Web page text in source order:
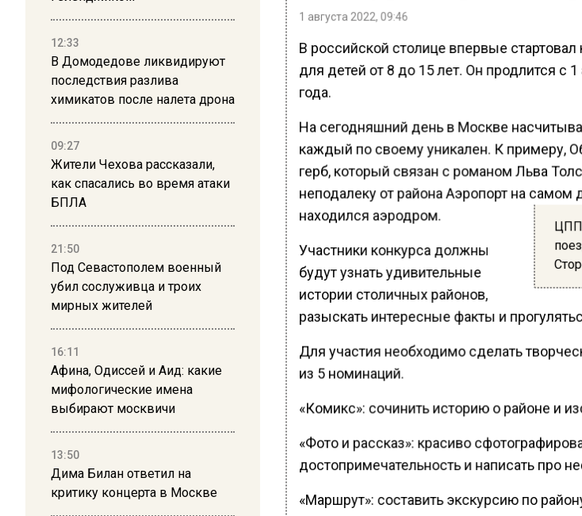
12:33
В Домодедове ликвидируют
последствия разлива
химикатов после налета дрона
09:27
Жители Чехова рассказали,
как спасались во время атаки
БПЛА
21:50
Под Севастополем военный
убил сослуживца и троих
мирных жителей
16:11
Афина, Одиссей и Аид: какие
мифологические имена
выбирают москвичи
13:50
Дима Билан ответил на
критику концерта в Москве
1 августа 2022, 09:46
В российской столице впервые
для детей от 8 до 15 лет. Он продлится с 1
года.
На сегодняшний день в Москве
каждый по своему уникален. К примеру,
герб, который связан с романом Льва
неподалеку от района Аэропорт на
находился аэродром.
Участники конкурса должны
будут узнать удивительные
истории столичных районов,
разыскать интересные факты и
Для участия необходимо сделать
из 5 номинаций.
«Комикс»: сочинить историю о районе и
«Фото и рассказ»: красиво
достопримечательность и написать про
«Маршрут»: составить экскурсию по